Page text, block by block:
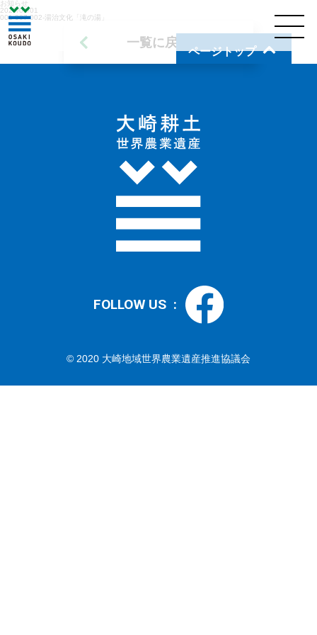
お知らせ
2020/01/01
001-007-002-湯治文化「滝の湯」
一覧に戻る
ページトップ
FOLLOW US :
© 2020 大崎地域世界農業遺産推進協議会